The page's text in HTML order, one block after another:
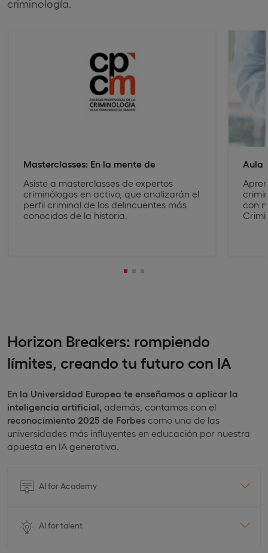
criminología.
Masterclasses: En la mente de
Asiste a masterclasses de expertos
criminólogos en activo, que analizarán el
perfil criminal de los delincuentes más
conocidos de la historia.
Aula
con
Horizon Breakers: rompiendo
límites, creando tu futuro con IA
En la Universidad Europea te enseñamos a aplicar la
inteligencia artificial, además, contamos con el
reconocimiento 2025 de Forbes como una de las
universidades más influyentes en educación por nuestra
apuesta en IA generativa.
AI for Academy
AI for talent